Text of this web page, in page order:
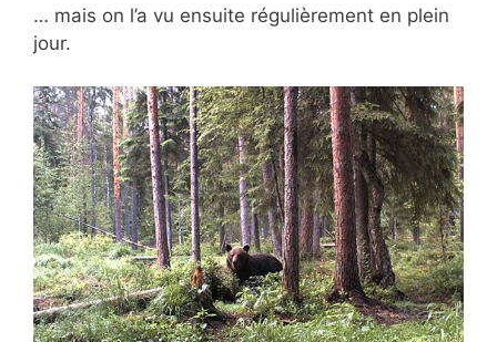
… mais on l’a vu ensuite régulièrement en plein
jour.